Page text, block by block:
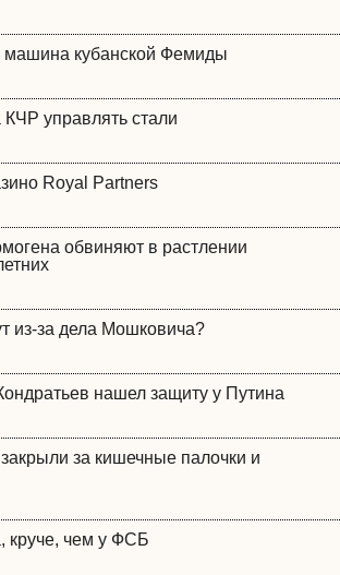
машина кубанской Фемиды
КЧР управлять стали
Royal Partners
обвиняют в растлении
из-за дела Мошковича?
нашел защиту у Путина
за кишечные палочки и
круче, чем у ФСБ